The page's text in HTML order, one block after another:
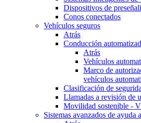
Dispositivos de
Conos conectados
Vehículos seguros
Atrás
Conducción
Atrás
Vehículos
Marco de
vehículos
Clasificación de
Llamadas a revisión de
Movilidad sostenible -
Sistemas avanzados de ayuda